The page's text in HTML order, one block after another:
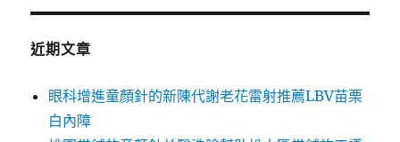
鍵
近期文章
眼科增進童顏針的新陳代謝老花雷射推薦LBV苗栗
白內障